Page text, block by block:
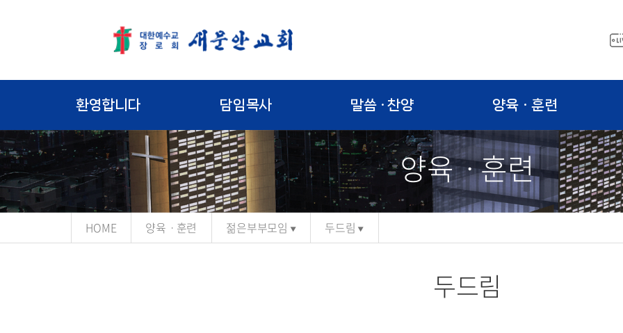
환영합니다 담임목사 말씀 · 찬양 양육ㆍ훈련
양육ㆍ훈련
HOME 양육ㆍ훈련 젊은부부모임 두드림
두드림